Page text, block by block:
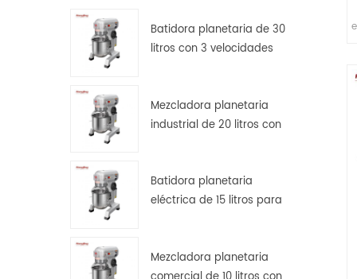
Batidora planetaria de 30
litros con 3 velocidades
Mezcladora planetaria
industrial de 20 litros con
Batidora planetaria
eléctrica de 15 litros para
Mezcladora planetaria